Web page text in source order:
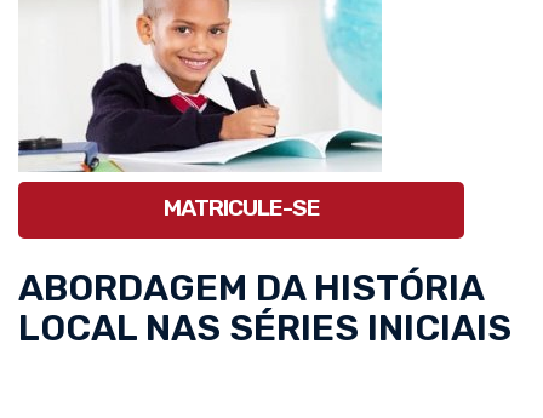
MATRICULE-SE
ABORDAGEM DA HISTÓRIA
LOCAL NAS SÉRIES INICIAIS